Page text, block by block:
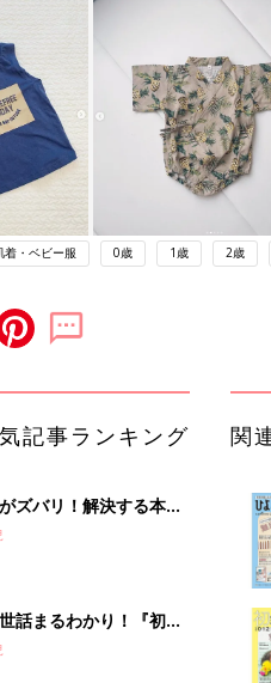
着・ベビー服 0歳 1歳 2歳
記事ランキング
ズバリ！解決する本
秋号』 4カ月～2才
話まるわかり！『初め
ブ 夏号』〈巻頭大特
関